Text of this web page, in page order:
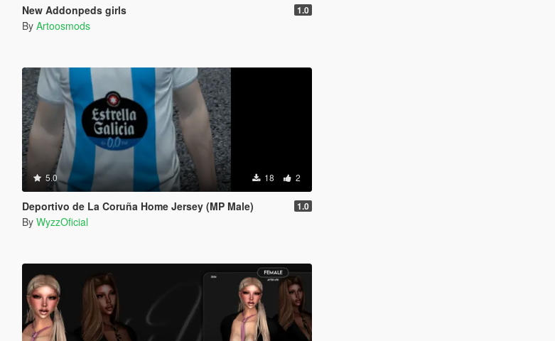
New Addonpeds girls 1.0
By Artoosmods
5.0 18 2
Deportivo de La Coruña Home Jersey (MP Male) 1.0
By WyzzOficial